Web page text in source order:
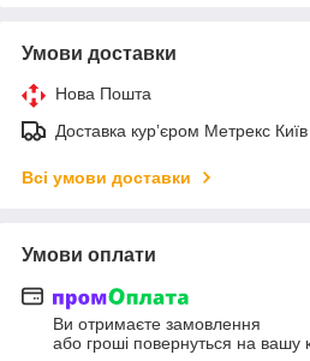
Умови доставки
Нова Пошта
Доставка курʼєром Метрекс Київ
Всі умови доставки
Умови оплати
Ви отримаєте замовлення
або гроші повернуться на вашу